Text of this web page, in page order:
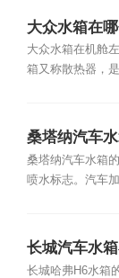
大众水箱在
大众水箱在机舱
箱又称散热器，
桑塔纳汽车
桑塔纳汽车水箱
喷水标志。汽车
长城汽车水
长城哈弗H6水箱